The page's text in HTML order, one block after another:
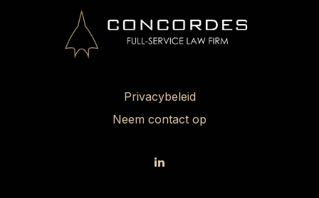
Privacybeleid
Neem contact op